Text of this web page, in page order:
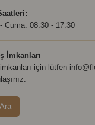
Cuma: 08:30 - 17:30
İmkanları
için lütfen